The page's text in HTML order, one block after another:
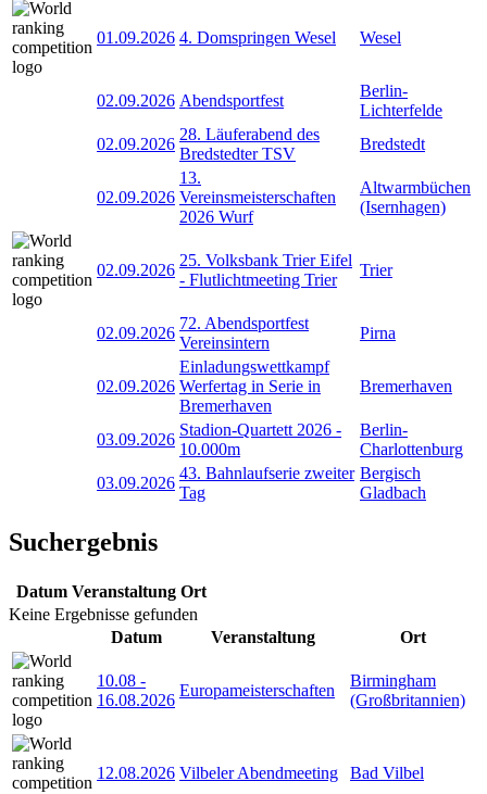
01.09.2026 4. Domspringen Wesel Wesel
02.09.2026 Abendsportfest
Berlin-
Lichterfelde
02.09.2026
28. Läuferabend des
Bredstedter TSV
Bredstedt
02.09.2026
13.
Vereinsmeisterschaften
2026 Wurf
Altwarmbüchen
(Isernhagen)
02.09.2026
25. Volksbank Trier Eifel
- Flutlichtmeeting Trier
Trier
02.09.2026
72. Abendsportfest
Vereinsintern
Pirna
02.09.2026
Einladungswettkampf
Werfertag in Serie in
Bremerhaven
Bremerhaven
03.09.2026
Stadion-Quartett 2026 -
10.000m
Berlin-
Charlottenburg
03.09.2026
43. Bahnlaufserie zweiter
Tag
Bergisch
Gladbach
Suchergebnis
Datum Veranstaltung Ort
Keine Ergebnisse gefunden
Datum
Veranstaltung Ort
10.08 -
16.08.2026
Europameisterschaften
Birmingham
(Großbritannien)
12.08.2026 Vilbeler Abendmeeting Bad Vilbel